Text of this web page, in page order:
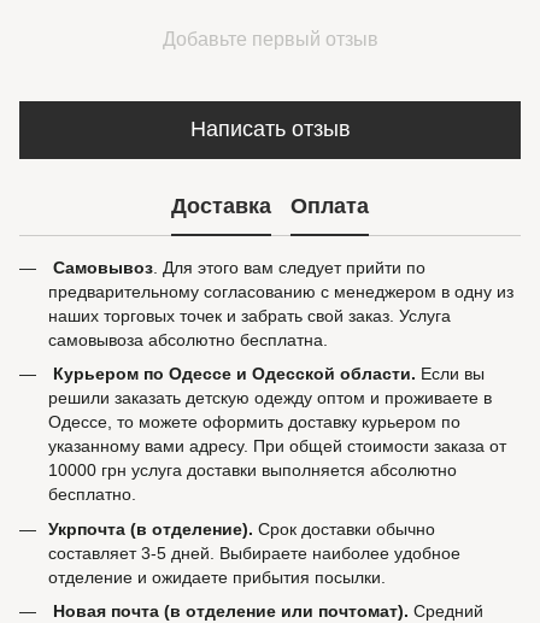
Добавьте первый отзыв
Написать отзыв
Доставка Оплата
Самовывоз . Для этого вам следует прийти по
предварительному согласованию с менеджером в одну из
наших торговых точек и забрать свой заказ. Услуга
самовывоза абсолютно бесплатна.
Курьером по Одессе и Одесской области. Если вы
решили заказать детскую одежду оптом и проживаете в
Одессе, то можете оформить доставку курьером по
указанному вами адресу. При общей стоимости заказа от
10000 грн услуга доставки выполняется абсолютно
бесплатно.
Укрпочта (в отделение). Срок доставки обычно
составляет 3-5 дней. Выбираете наиболее удобное
отделение и ожидаете прибытия посылки.
Новая почта (в отделение или почтомат). Средний